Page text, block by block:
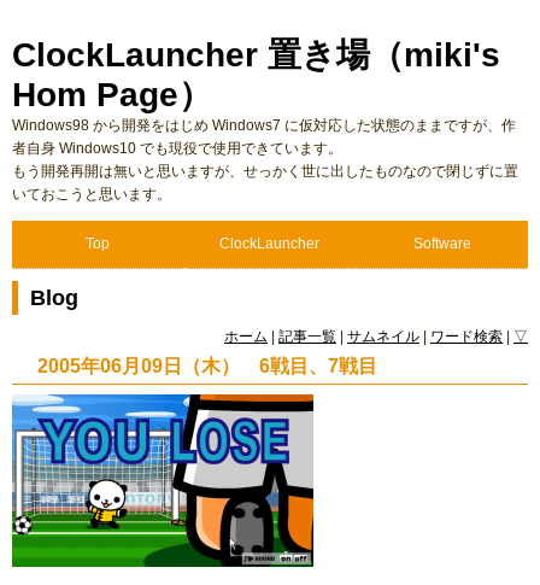
ClockLauncher 置き場（miki's
Hom Page）
Windows98 から開発をはじめ Windows7 に仮対応した状態のままですが、作
者自身 Windows10 でも現役で使用できています。
もう開発再開は無いと思いますが、せっかく世に出したものなので閉じずに置
いておこうと思います。
Top ClockLauncher Software
Blog
ホーム 記事一覧 サムネイル ワード検索 ▽
2005年06月09日（木） 6戦目、7戦目